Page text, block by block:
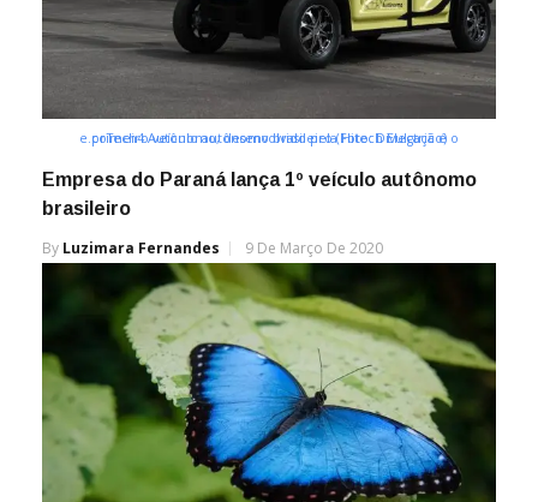
e.coTech4 Autônomo, desenvolvido pela Hitech Electric é o primeiro veículo autônomo brasileiro (Foto: Divulgação)
Empresa do Paraná lança 1º veículo autônomo
brasileiro
By Luzimara Fernandes 9 De Março De 2020